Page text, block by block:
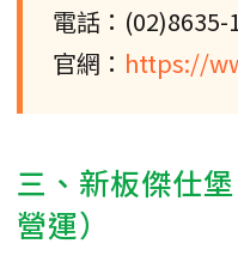
電話：(02)8635-
官網： https://
三、新板傑仕
營運）